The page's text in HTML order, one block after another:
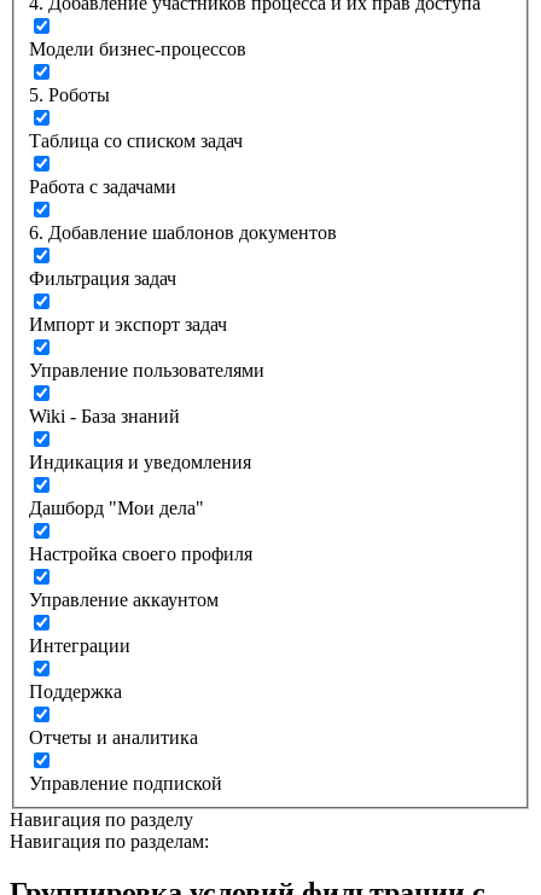
Модели бизнес-процессов
5. Роботы
Таблица со списком задач
Работа с задачами
6. Добавление шаблонов документов
Фильтрация задач
Импорт и экспорт задач
Управление пользователями
Wiki - База знаний
Индикация и уведомления
Дашборд "Мои дела"
Настройка своего профиля
Управление аккаунтом
Интеграции
Поддержка
Отчеты и аналитика
Управление подпиской
Навигация по разделу
Навигация по разделам: